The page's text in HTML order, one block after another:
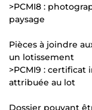
>PCMI8 :
paysage
Pièces à joindre
un lotissement
>PCMI9 :
attribuée au lot
Dossier pouvant